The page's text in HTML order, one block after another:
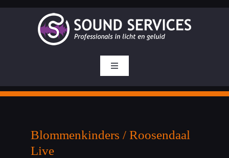
Ga
Toggle
Navigation
Homepage
Blommenkinders / Roosendaal
Live